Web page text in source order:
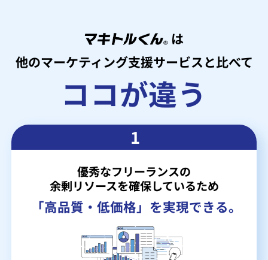
は
他のマーケティング支援サービスと比べて
ココが違う
1
優秀なフリーランスの
余剰リソースを確保しているため
「高品質・低価格」を実現できる。